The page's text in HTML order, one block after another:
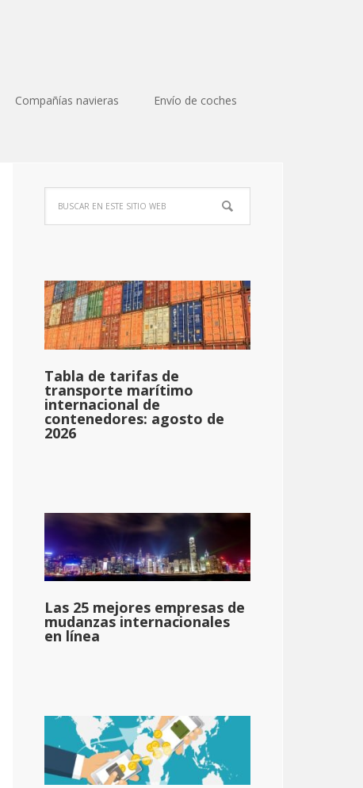
Compañías navieras Envío de coches
Tabla de tarifas de
transporte marítimo
internacional de
contenedores: agosto de
2026
Las 25 mejores empresas de
mudanzas internacionales
en línea